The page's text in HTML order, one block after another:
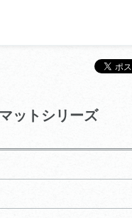
ットシリーズ